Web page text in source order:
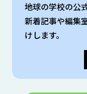
地球の学校の公
新着記事や編集
けします。